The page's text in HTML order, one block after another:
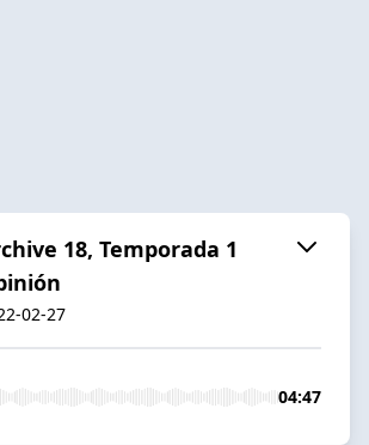
18, Temporada 1
02-27
04:47